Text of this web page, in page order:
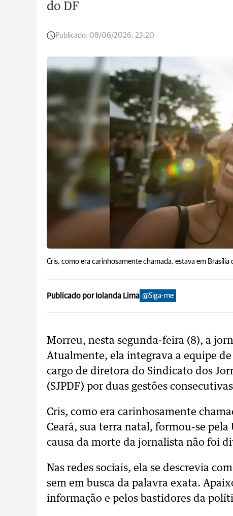
do DF
Publicado: 08/06/2026, 23:20
Cris, como era carinhosamente chamada, estava em Brasília
Publicado por Iolanda Lima @Siga-me
Morreu, nesta segunda-feira (8), a
Atualmente, ela integrava a equipe
cargo de diretora do Sindicato dos
(SJPDF) por duas gestões
Cris, como era carinhosamente
Ceará, sua terra natal, formou-se
causa da morte da jornalista não foi
Nas redes sociais, ela se descrevia
sem em busca da palavra exata.
informação e pelos bastidores da